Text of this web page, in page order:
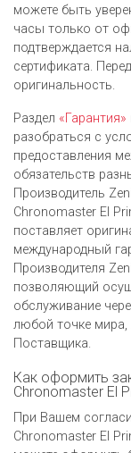
можете быть
часы только от
подтверждается
сертификата.
оригинальность.
Раздел «Гарантия»
разобраться с
предоставления
обязательств
Производитель
Chronomaster El
поставляет
международный
Производителя
позволяющий
обслуживание
любой точке мира,
Поставщика.
Как оформить
Chronomaster El
При Вашем
Chronomaster El